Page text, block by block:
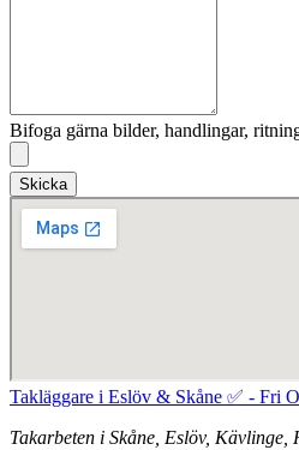
Bifoga gärna bilder, handlingar,
Skicka
Takläggare i Eslöv & Skåne ✅ - Fri
Takarbeten i Skåne, Eslöv, Kävlinge,